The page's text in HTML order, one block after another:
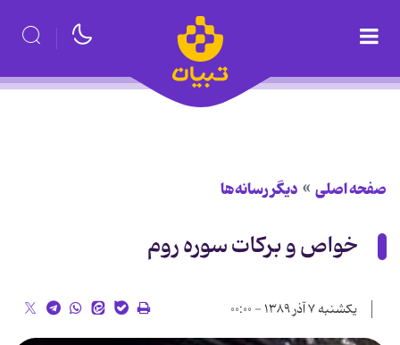
صفحه اصلی دیگر رسانه‌ها
خواص و برکات سوره روم
یکشنبه ۷ آذر ۱۳۸۹ - ۰۰:۰۰